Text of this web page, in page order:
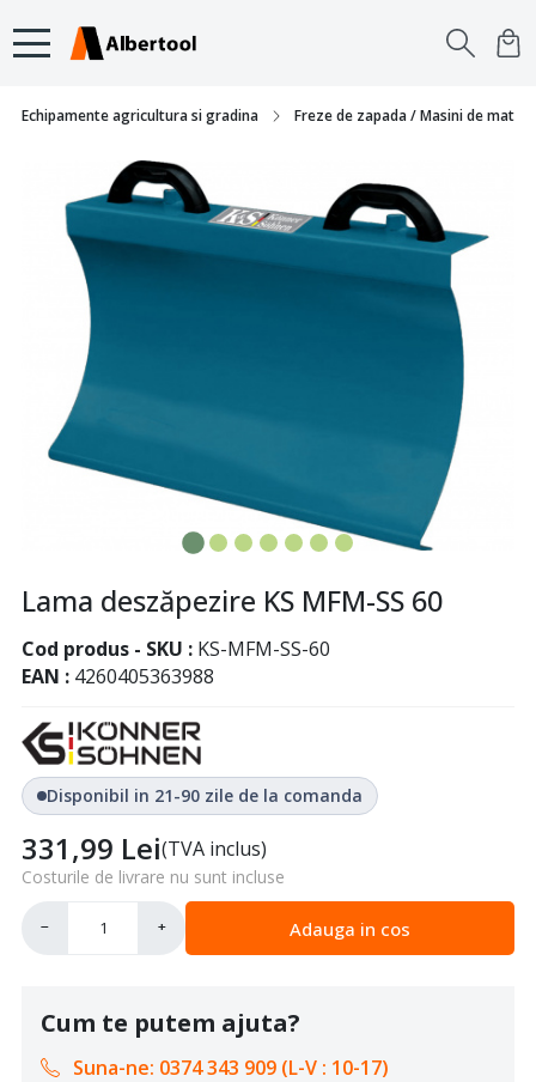
Echipamente agricultura si gradina Freze de zapada / Masini de
Lama deszăpezire KS MFM-SS 60
Cod produs - SKU
KS-MFM-SS-60
EAN
4260405363988
Disponibil in 21-90 zile de la comanda
331,99 Lei(TVA inclus)
Costurile de livrare nu sunt incluse
− + Adauga in cos
Cum te putem ajuta?
Suna-ne: 0374 343 909 (L-V : 10-17)